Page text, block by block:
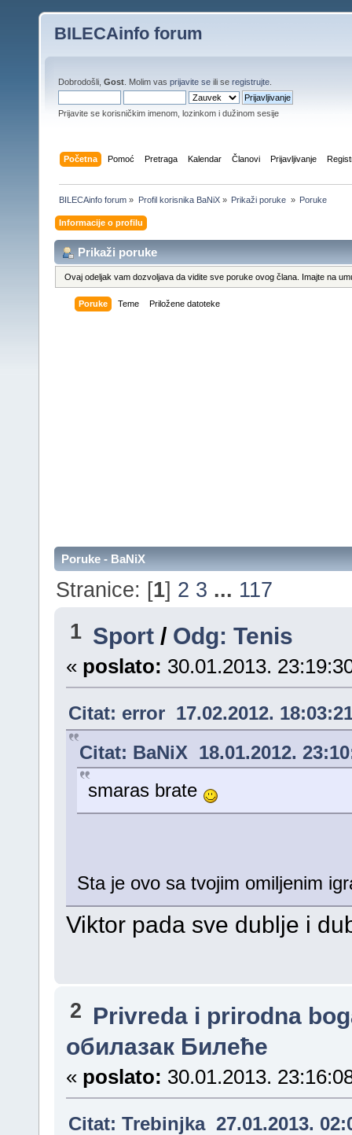
BILECAinfo forum
Dobrodošli, Gost . Molim vas prijavite se ili se registrujte
Prijavite se korisničkim imenom, lozinkom i dužinom sesije
Početna Pomoć Pretraga Kalendar Članovi Prijavljivanje
BILECAinfo forum » Profil korisnika BaNiX» Prikaži poruke » Poruke
Informacije o profilu
Prikaži poruke
Ovaj odeljak vam dozvoljava da vidite sve poruke ovog člana. Imajte na
Poruke Teme Priložene datoteke
Poruke - BaNiX
Stranice: [1] 2 3 ... 117
1 Sport / Odg: Tenis
« poslato: 30.01.2013.
Citat: error 17.02.2012.
Citat: BaNiX 18.01.2012.
smaras brate
Sta je ovo sa tvojim omiljenim
Viktor pada sve dublje i
2 Privreda i prirodna
обилазак Билеће
« poslato: 30.01.2013.
Citat: Trebinjka 27.01.2013.